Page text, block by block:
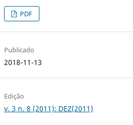
PDF
Publicado
2018-11-13
Edição
v. 3 n. 8 (2011): DEZ(2011)